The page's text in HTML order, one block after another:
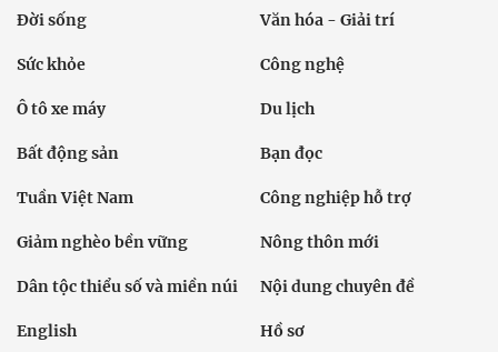
Đời sống Văn hóa - Giải trí
Sức khỏe Công nghệ
Ô tô xe máy Du lịch
Bất động sản Bạn đọc
Tuần Việt Nam Công nghiệp hỗ trợ
Giảm nghèo bền vững Nông thôn mới
Dân tộc thiểu số và miền núi Nội dung chuyên đề
English Hồ sơ